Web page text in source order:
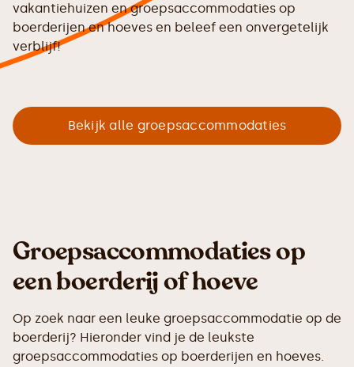
vakantiehuizen en groepsaccommodaties op
boerderijen en hoeves en beleef een onvergetelijk
verblijf!
Bekijk alle groepsaccommodaties
Groepsaccommodaties op
een boerderij of hoeve
Op zoek naar een leuke groepsaccommodatie op de
boerderij? Hieronder vind je de leukste
groepsaccommodaties op boerderijen en hoeves.